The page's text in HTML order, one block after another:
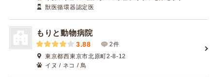
獣医循環器認定医
もりと動物病院
3.88
2件
東京都西東京市北原町2-8-12
イヌ / ネコ / 鳥